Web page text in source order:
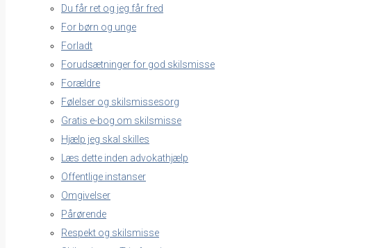
Du får ret og jeg får fred
For børn og unge
Forladt
Forudsætninger for god skilsmisse
Forældre
Følelser og skilsmissesorg
Gratis e-bog om skilsmisse
Hjælp jeg skal skilles
Læs dette inden advokathjælp
Offentlige instanser
Omgivelser
Pårørende
Respekt og skilsmisse